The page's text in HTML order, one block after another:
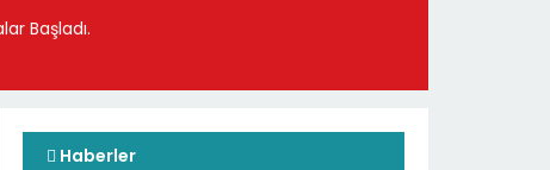
Başladı.
Haberler